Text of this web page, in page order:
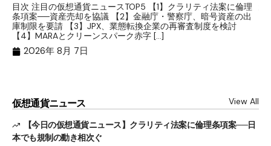
目次 注目の仮想通貨ニュースTOP5 【1】クラリティ法案に倫理
条項案──資産売却を協議 【2】金融庁・警察庁、暗号資産の出
庫制限を要請 【3】JPX、業態転換企業の再審査制度を検討
【4】MARAとクリーンスパーク赤字 […]
2026年 8月 7日
仮想通貨ニュース View All
【今日の仮想通貨ニュース】クラリティ法案に倫理条項案──日
本でも規制の動き相次ぐ